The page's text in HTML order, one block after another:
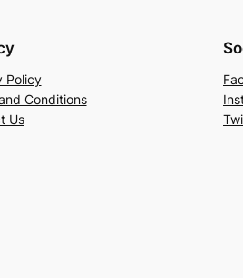
Policy
Conditions
Us